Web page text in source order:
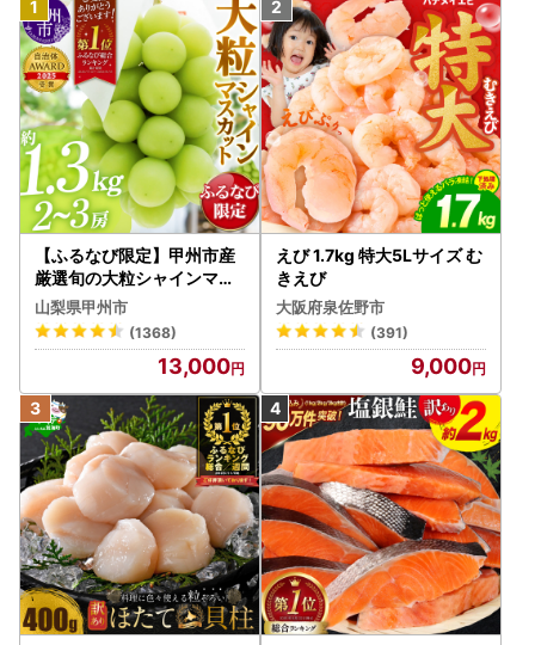
【ふるなび限定】甲州市産
厳選旬の大粒シャインマス
カット 約1.3kg 2～3房【2
026年発送】（MG）B12-
472 FN-Limited-VO シャ
インマスカット フルーツ
山梨県甲州市
(1368)
13,000
えび 1.7kg 特大5Lサイズ む
きえび
大阪府泉佐野市
(391)
9,000